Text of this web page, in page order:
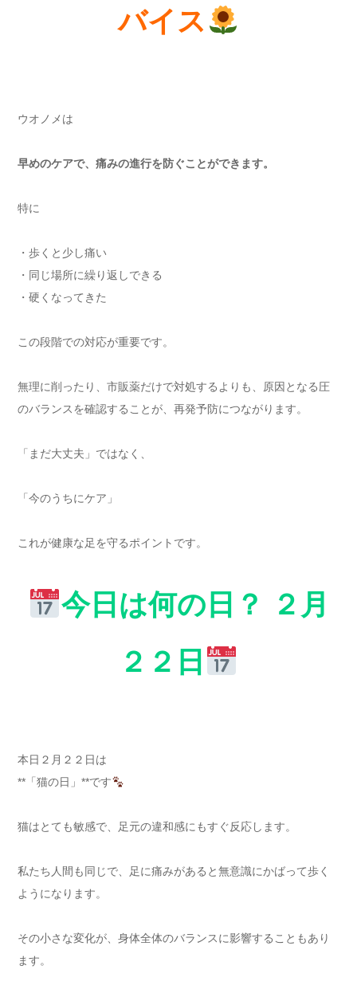
バイス
ウオノメは
早めのケアで、痛みの進行を防ぐことができます。
特に
・歩くと少し痛い
・同じ場所に繰り返しできる
・硬くなってきた
この段階での対応が重要です。
無理に削ったり、市販薬だけで対処するよりも、原因となる圧
のバランスを確認することが、再発予防につながります。
「まだ大丈夫」ではなく、
「今のうちにケア」
これが健康な足を守るポイントです。
今日は何の日？ ２月
２２日
本日２月２２日は
**「猫の日」**です
猫はとても敏感で、足元の違和感にもすぐ反応します。
私たち人間も同じで、足に痛みがあると無意識にかばって歩く
ようになります。
その小さな変化が、身体全体のバランスに影響することもあり
ます。